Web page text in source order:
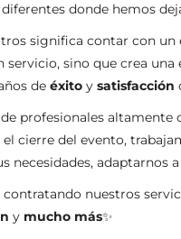
diferentes donde hemos
significa contar con
servicio, sino que crea
deéxito ysatisfacción
profesionales altamente
cierre del evento,
necesidades, adaptarnos
contratando nuestros
y mucho más✨